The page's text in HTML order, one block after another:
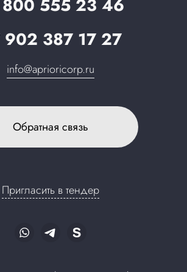
555 23 46
902 387 17 27
info@aprioricorp.ru
Обратная связь
Пригласить в тендер